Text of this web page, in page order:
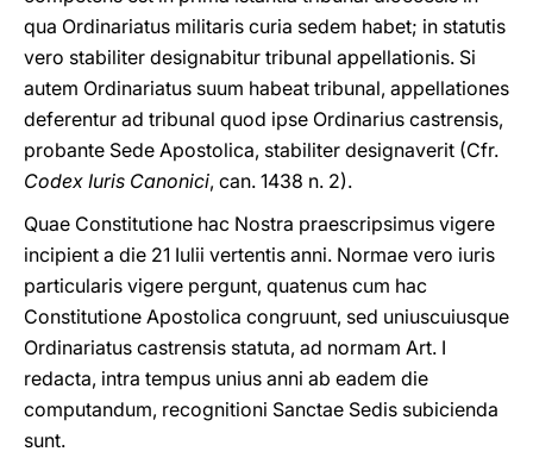
qua Ordinariatus militaris curia sedem habet; in statutis
vero stabiliter designabitur tribunal appellationis. Si
autem Ordinariatus suum habeat tribunal, appellationes
deferentur ad tribunal quod ipse Ordinarius castrensis,
probante Sede Apostolica, stabiliter designaverit (Cfr.
Codex Iuris Canonici, can. 1438 n. 2).
Quae Constitutione hac Nostra praescripsimus vigere
incipient a die 21 Iulii vertentis anni. Normae vero iuris
particularis vigere pergunt, quatenus cum hac
Constitutione Apostolica congruunt, sed uniuscuiusque
Ordinariatus castrensis statuta, ad normam Art. I
redacta, intra tempus unius anni ab eadem die
computandum, recognitioni Sanctae Sedis subicienda
sunt.